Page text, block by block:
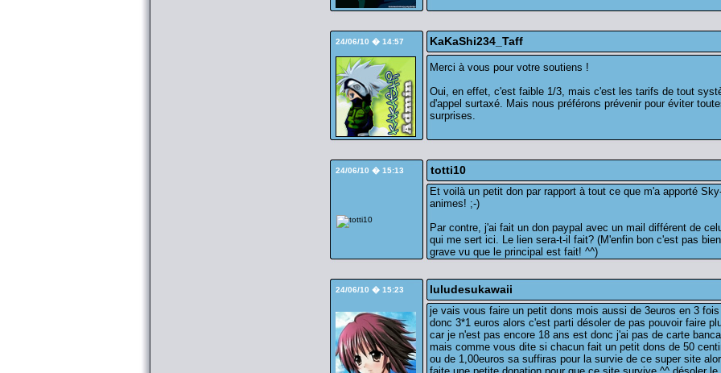
24/06/10 � 14:57 KaKaShi234_Taff
Merci à vous pour votre soutiens !
Oui, en effet, c'est faible 1/3, mais c'est les tarifs de tout
d'appel surtaxé. Mais nous préférons prévenir pour éviter
surprises.
24/06/10 � 15:13 totti10
Et voilà un petit don par rapport à tout ce que m'a apporté
animes! ;-)
Par contre, j'ai fait un don paypal avec un mail différent de
qui me sert ici. Le lien sera-t-il fait? (M'enfin bon c'est pas bien
grave vu que le principal est fait! ^^)
24/06/10 � 15:23 luludesukawaii
je vais vous faire un petit dons mois aussi de 3euros en 3 fois
donc 3*1 euros alors c'est parti désoler de pas pouvoir faire
car je n'est pas encore 18 ans est donc j'ai pas de carte
mais comme vous dite si chacun fait un petit dons de 50
ou de 1,00euros sa suffiras pour la survie de ce super site